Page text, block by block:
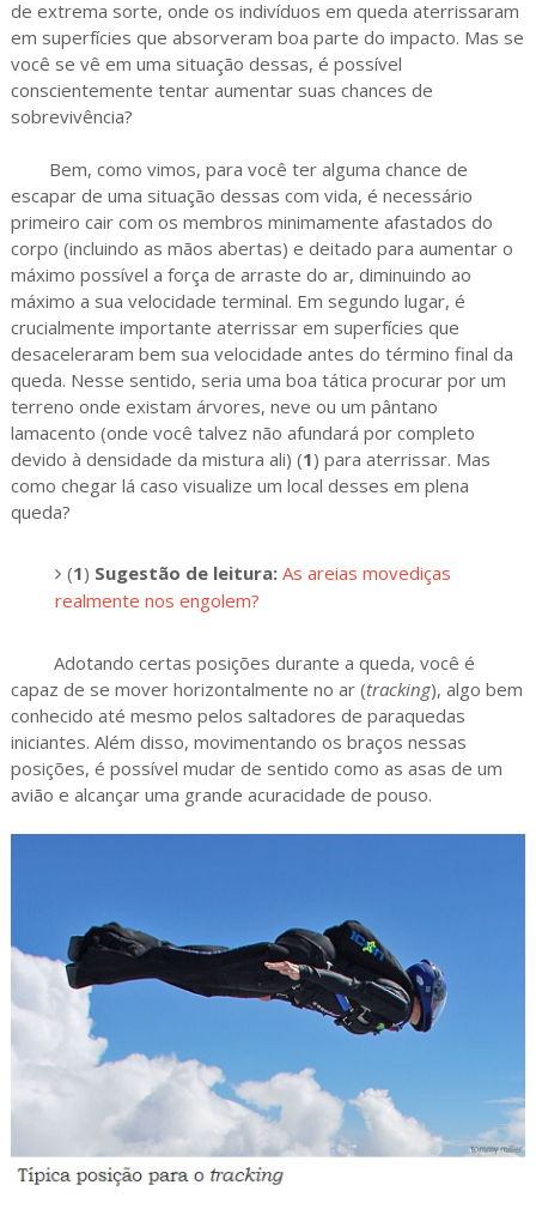
de extrema sorte, onde os indivíduos em queda aterrissaram
em superfícies que absorveram boa parte do impacto. Mas se
você se vê em uma situação dessas, é possível
conscientemente tentar aumentar suas chances de
sobrevivência?
Bem, como vimos, para você ter alguma chance de
escapar de uma situação dessas com vida, é necessário
primeiro cair com os membros minimamente afastados do
corpo (incluindo as mãos abertas) e deitado para aumentar o
máximo possível a força de arraste do ar, diminuindo ao
máximo a sua velocidade terminal. Em segundo lugar, é
crucialmente importante aterrissar em superfícies que
desaceleraram bem sua velocidade antes do término final da
queda. Nesse sentido, seria uma boa tática procurar por um
terreno onde existam árvores, neve ou um pântano
lamacento (onde você talvez não afundará por completo
devido à densidade da mistura ali) (1) para aterrissar. Mas
como chegar lá caso visualize um local desses em plena
queda?
(1) Sugestão de leitura: As areias movediças
realmente nos engolem?
Adotando certas posições durante a queda, você é
capaz de se mover horizontalmente no ar (tracking), algo bem
conhecido até mesmo pelos saltadores de paraquedas
iniciantes. Além disso, movimentando os braços nessas
posições, é possível mudar de sentido como as asas de um
avião e alcançar uma grande acuracidade de pouso.